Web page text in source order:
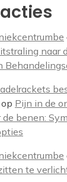
naar
op Pijn in de
benen:
te